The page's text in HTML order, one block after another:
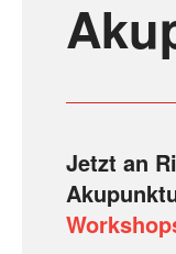
Jetzt an